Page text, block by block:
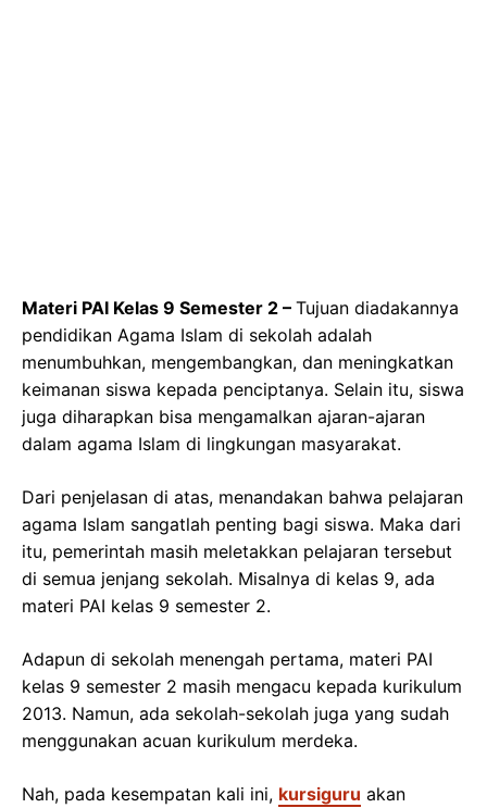
Materi PAI Kelas 9 Semester 2 – Tujuan diadakannya
pendidikan Agama Islam di sekolah adalah
menumbuhkan, mengembangkan, dan meningkatkan
keimanan siswa kepada penciptanya. Selain itu, siswa
juga diharapkan bisa mengamalkan ajaran-ajaran
dalam agama Islam di lingkungan masyarakat.
Dari penjelasan di atas, menandakan bahwa pelajaran
agama Islam sangatlah penting bagi siswa. Maka dari
itu, pemerintah masih meletakkan pelajaran tersebut
di semua jenjang sekolah. Misalnya di kelas 9, ada
materi PAI kelas 9 semester 2.
Adapun di sekolah menengah pertama, materi PAI
kelas 9 semester 2 masih mengacu kepada kurikulum
2013. Namun, ada sekolah-sekolah juga yang sudah
menggunakan acuan kurikulum merdeka.
Nah, pada kesempatan kali ini, kursiguru akan